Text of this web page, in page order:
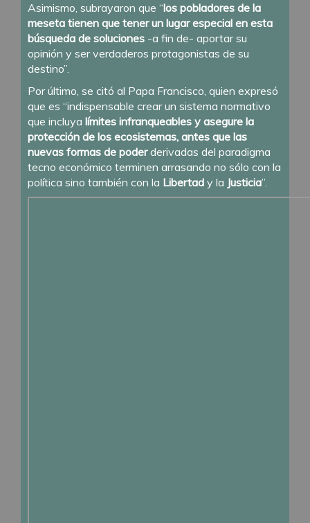
Asimismo, subrayaron que “los pobladores de la
meseta tienen que tener un lugar especial en esta
búsqueda de soluciones -a fin de- aportar su
opinión y ser verdaderos protagonistas de su
destino”.
Por último, se citó al Papa Francisco, quien expresó
que es “indispensable crear un sistema normativo
que incluya límites infranqueables y asegure la
protección de los ecosistemas, antes que las
nuevas formas de poderderivadas del paradigma
tecno económico terminen arrasando no sólo con la
política sino también con la Libertad y la Justicia”.